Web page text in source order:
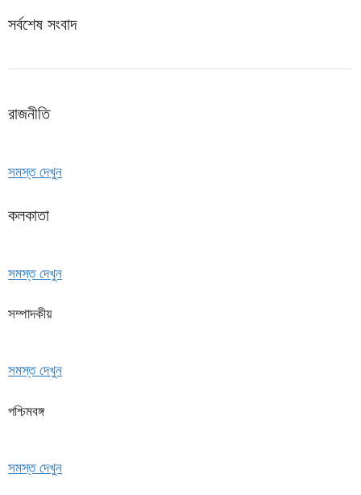
সর্বশেষ সংবাদ
রাজনীতি
সমস্ত দেখুন
কলকাতা
সমস্ত দেখুন
সম্পাদকীয়
সমস্ত দেখুন
পশ্চিমবঙ্গ
সমস্ত দেখুন